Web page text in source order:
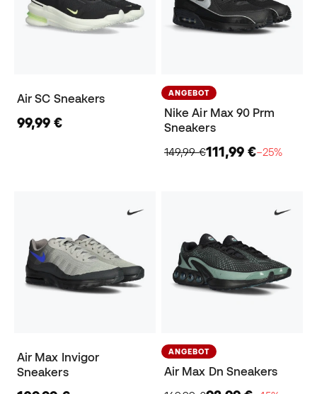
Air SC Sneakers
99,99 €
ANGEBOT
Nike Air Max 90 Prm
Sneakers
149,99 €111,99 €−25%
Air Max Invigor
Sneakers
ANGEBOT
Air Max Dn Sneakers